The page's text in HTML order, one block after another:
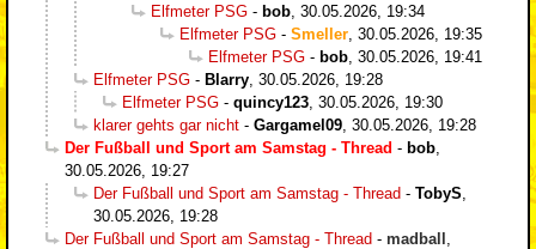
Elfmeter PSG - bob 30.05.2026, 19:34
Elfmeter PSG - Smeller 30.05.2026, 19:35
Elfmeter PSG - bob 30.05.2026, 19:41
Elfmeter PSG - Blarry 30.05.2026, 19:28
Elfmeter PSG - quincy123 30.05.2026, 19:30
klarer gehts gar nicht - Gargamel09 30.05.2026, 19:28
Der Fußball und Sport am Samstag - Thread - bob
30.05.2026, 19:27
Der Fußball und Sport am Samstag - Thread - TobyS
30.05.2026, 19:28
Der Fußball und Sport am Samstag - Thread - madball